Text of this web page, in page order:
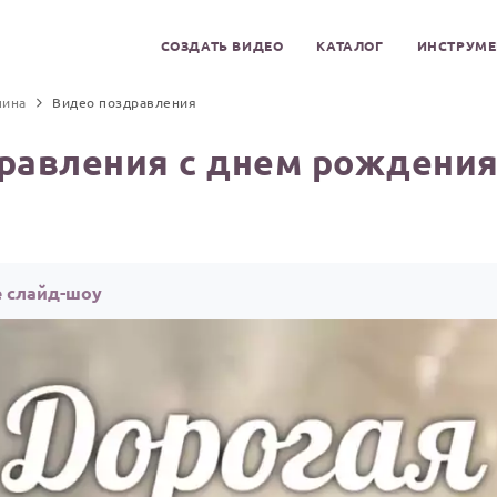
СОЗДАТЬ ВИДЕО КАТАЛОГ
Видео поздравления
с днем
слайд-шоу